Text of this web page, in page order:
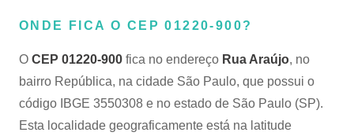
ONDE FICA O CEP 01220-900?
O CEP 01220-900 fica no endereço Rua Araújo, no
bairro República, na cidade São Paulo, que possui o
código IBGE 3550308 e no estado de São Paulo (SP).
Esta localidade geograficamente está na latitude